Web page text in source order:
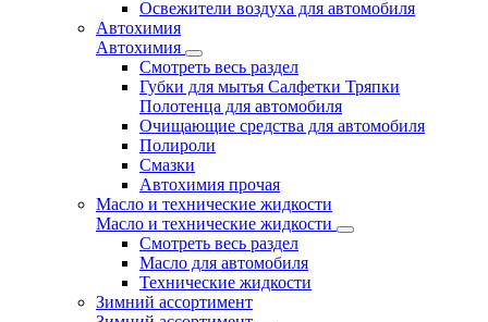
Освежители воздуха для автомобиля
Автохимия
Автохимия
Смотреть весь раздел
Губки для мытья Салфетки Тряпки
Полотенца для автомобиля
Очищающие средства для автомобиля
Полироли
Смазки
Автохимия прочая
Масло и технические жидкости
Масло и технические жидкости
Смотреть весь раздел
Масло для автомобиля
Технические жидкости
Зимний ассортимент